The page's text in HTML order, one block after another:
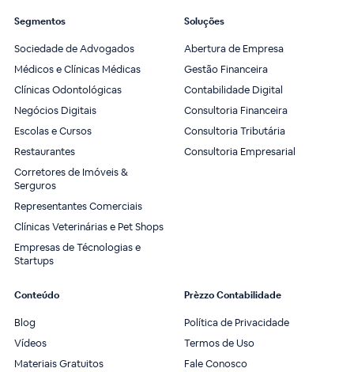
Segmentos
Sociedade de Advogados
Médicos e Clínicas Médicas
Clínicas Odontológicas
Negócios Digitais
Escolas e Cursos
Restaurantes
Corretores de Imóveis &
Serguros
Representantes Comerciais
Clínicas Veterinárias e Pet Shops
Empresas de Técnologias e
Startups
Soluções
Abertura de Empresa
Gestão Financeira
Contabilidade Digital
Consultoria Financeira
Consultoria Tributária
Consultoria Empresarial
Conteúdo
Blog
Vídeos
Materiais Gratuitos
Prèzzo Contabilidade
Política de Privacidade
Termos de Uso
Fale Conosco